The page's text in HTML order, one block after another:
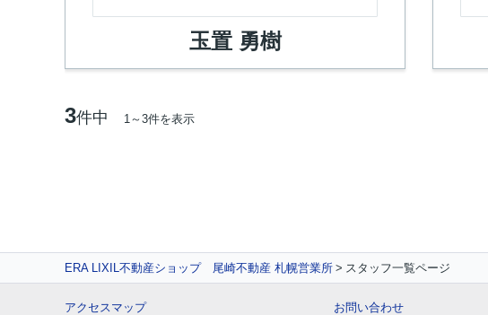
玉置 勇樹
3件中 1～3件を表示
ERA LIXIL不動産ショップ 尾崎不動産 札幌営業所 スタッフ一覧ページ
アクセスマップ お問い合わせ